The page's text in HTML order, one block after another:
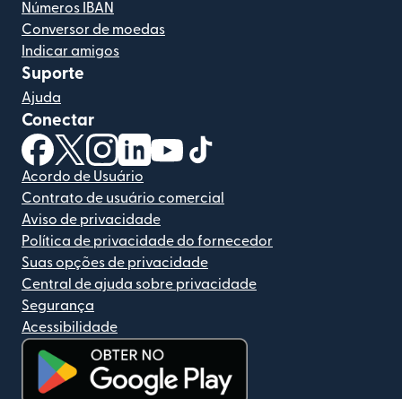
Números IBAN
Conversor de moedas
Indicar amigos
Suporte
Ajuda
Conectar
(abre em uma nova janela)
(abre em uma nova janela)
(abre em uma nova janela)
(abre em uma nova janela)
(abre em uma nova janela)
Acordo de Usuário
Contrato de usuário comercial
Aviso de privacidade
Política de privacidade do fornecedor
Suas opções de privacidade
Central de ajuda sobre privacidade
Segurança
Acessibilidade